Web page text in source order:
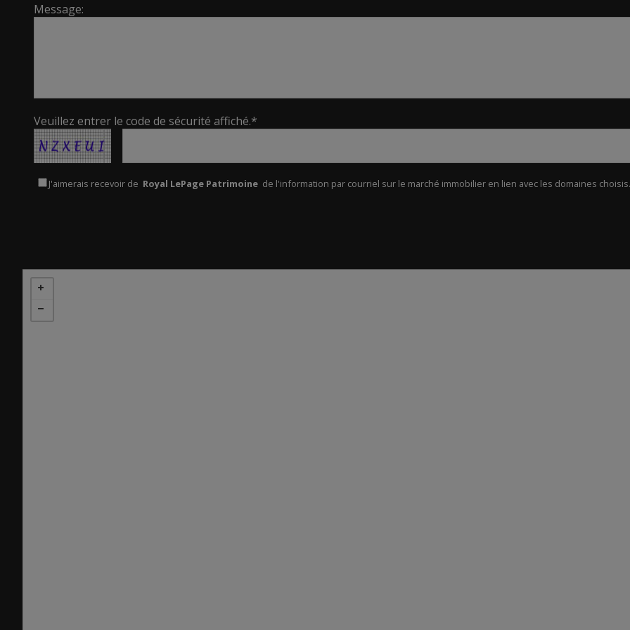
Message:
Veuillez entrer le code de sécurité affiché.*
J'aimerais recevoir de Royal LePage Patrimoine de l'information par courriel sur le marché immobilier en lien avec les domaines